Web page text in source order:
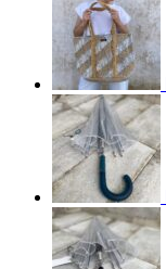
múltiples
variantes.
opciones
pueden
página
producto